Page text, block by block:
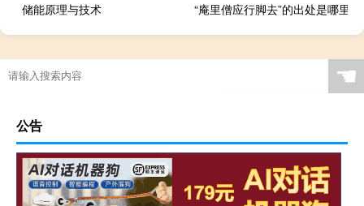
储能原理与技术
“庵里僧应行脚去”的出处是哪里
☚
公告